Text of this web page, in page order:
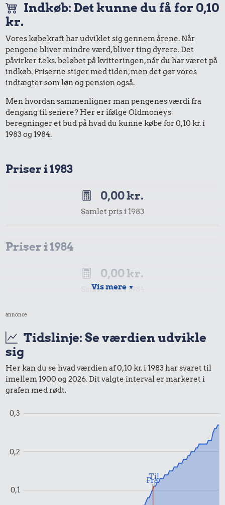
Indkøb: Det kunne du få for 0,10
kr.
Vores købekraft har udviklet sig gennem årene. Når
pengene bliver mindre værd, bliver ting dyrere. Det
påvirker f.eks. beløbet på kvitteringen, når du har været på
indkøb. Priserne stiger med tiden, men det gør vores
indtægter som løn og pension også.
Men hvordan sammenligner man pengenes værdi fra
dengang til senere? Her er ifølge Oldmoneys
beregninger et bud på hvad du kunne købe for 0,10 kr. i
1983 og 1984.
Priser i 1983
0,00 kr.
Samlet pris i 1983
Priser i 1984
0,00 kr.
Samlet pris i 1984
Udvalgte varer fra danskernes indkøbskurv gennem tiderne.
datidskroner er på baggrund af forbrugerprisindekset fra
Vis mere ▼
annonce
Tidslinje: Se værdien udvikle
sig
Her kan du se hvad værdien af 0,10 kr. i 1983 har svaret til
imellem 1900 og 2026. Dit valgte interval er markeret i
grafen med rødt.
0,1
0,2
0,3
Fra
Til